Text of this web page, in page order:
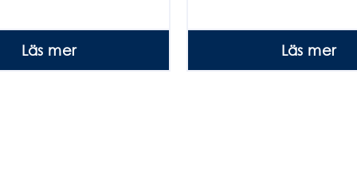
Läs mer Läs mer